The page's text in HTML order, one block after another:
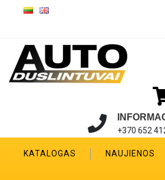
+370 652
KATALOGAS NAUJIENOS